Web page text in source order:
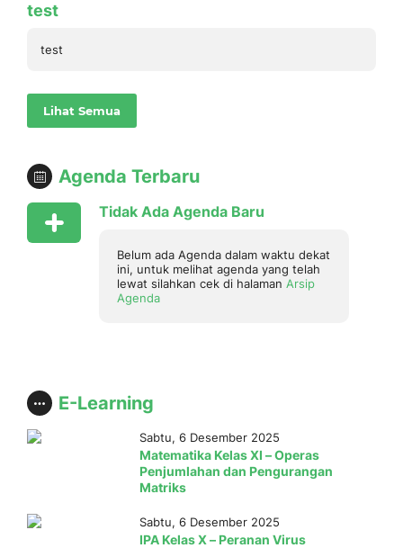
test
test
Lihat Semua
Agenda Terbaru
Tidak Ada Agenda Baru
Belum ada Agenda dalam waktu dekat
ini, untuk melihat agenda yang telah
lewat silahkan cek di halaman Arsip
Agenda
E-Learning
Sabtu, 6 Desember 2025
Matematika Kelas XI – Operas
Penjumlahan dan Pengurangan
Matriks
Sabtu, 6 Desember 2025
IPA Kelas X – Peranan Virus